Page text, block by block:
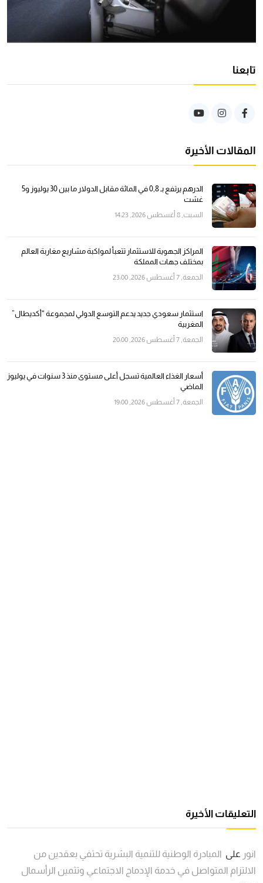
تابعنا
المقالات الأخيرة
الدرهم يرتفع بـ 0,8 في المائة مقابل الدولار ما بين 30 يوليوز و5
غشت
السبت, 8 أغسطس 2026, 14:23
المراكز الجهوية للاستثمار تتعبأ لمواكبة مشاريع مغاربة العالم
بمختلف جهات المملكة
الجمعة, 7 أغسطس 2026, 23:00
استثمار سعودي جديد يدعم التوسع الدولي لمجموعة “أكديطال”
المغربية
الجمعة, 7 أغسطس 2026, 20:00
أسعار الغذاء العالمية تسجل أعلى مستوى منذ 3 سنوات في يوليوز
الماضي
الجمعة, 7 أغسطس 2026, 19:00
التعليقات الأخيرة
انور على المبادرة الوطنية للتنمية البشرية تحتفي بعقدين من
الالتزام المتواصل في خدمة الإدماج الاجتماعي وتثمين الرأسمال